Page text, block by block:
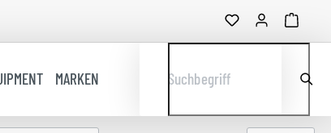
MARKEN Suchbegriff